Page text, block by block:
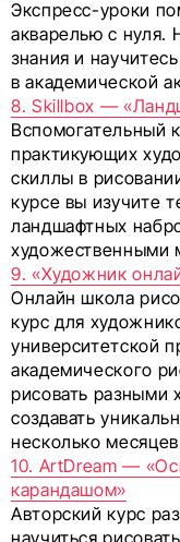
Экспресс-уроки
акварелью с нуля.
знания и
в академической
8. Skillbox —
Вспомогательный
практикующих
скиллы в
курсе вы изучите
ландшафтных
художественными
9. «Художник
Онлайн школа
курс для
университетской
академического
рисовать разными
создавать
несколько
10. ArtDream —
карандашом»
Авторский курс